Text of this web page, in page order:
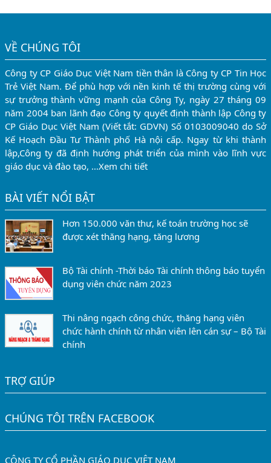
VỀ CHÚNG TÔI
Công ty CP Giáo Dục Việt Nam tiền thân là Công ty CP Tin Học
Trẻ Việt Nam. Để phù hợp với nền kinh tế thị trường cùng với
sự trưởng thành vững mạnh của Công Ty, ngày 27 tháng 09
năm 2004 ban lãnh đạo Công ty quyết định thành lập Công ty
CP Giáo Dục Việt Nam (Viết tắt: GDVN) Số 0103009040 do Sở
Kế Hoạch Đầu Tư Thành phố Hà nội cấp. Ngay từ khi thành
lập,Công ty đã định hướng phát triển của mình vào lĩnh vực
giáo dục và đào tạo, …Xem chi tiết
BÀI VIẾT NỔI BẬT
Hơn 150.000 văn thư, kế toán trường học sẽ
được xét thăng hạng, tăng lương
Bộ Tài chính -Thời báo Tài chính thông báo tuyển
dụng viên chức năm 2023
Thi nâng ngạch công chức, thăng hạng viên
chức hành chính từ nhân viên lên cán sự – Bộ Tài
chính
TRỢ GIÚP
CHÚNG TÔI TRÊN FACEBOOK
CÔNG TY CỔ PHẦN GIÁO DỤC VIỆT NAM